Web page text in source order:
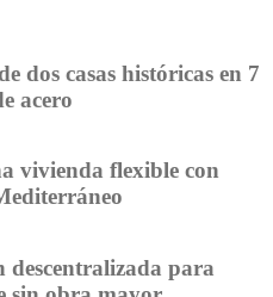
dos casas históricas en 7
acero
vivienda flexible con
para